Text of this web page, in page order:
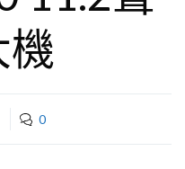
機
0